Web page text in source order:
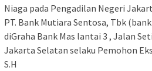
Niaga pada Pengadilan Negeri
PT. Bank Mutiara Sentosa, Tbk
diGraha Bank Mas lantai 3 , Jalan
Jakarta Selatan selaku Pemohon
S.H